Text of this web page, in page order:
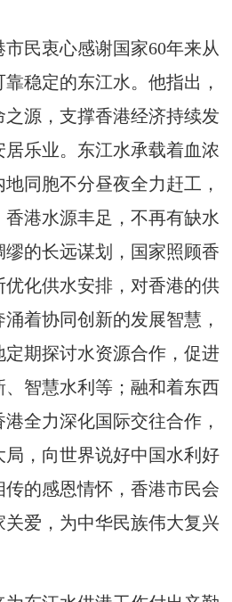
民衷心感谢国家60年来从
稳定的东江水。他指出，
源，支撑香港经济持续发
居乐业。东江水承载着血浓
同胞不分昼夜全力赶工，
港水源丰足，不再有缺水
缪的长远谋划，国家照顾香
化供水安排，对香港的供
着协同创新的发展智慧，
期探讨水资源合作，促进
智慧水利等；融和着东西
全力深化国际交往合作，
，向世界说好中国水利好
的感恩情怀，香港市民会
爱，为中华民族伟大复兴